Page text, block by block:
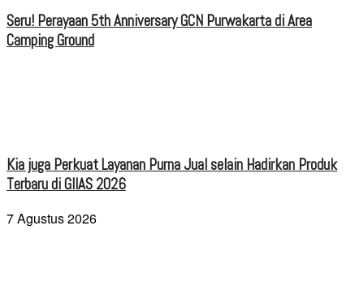
Seru! Perayaan 5th Anniversary GCN Purwakarta di Area
Camping Ground
Kia juga Perkuat Layanan Purna Jual selain Hadirkan Produk
Terbaru di GIIAS 2026
7 Agustus 2026